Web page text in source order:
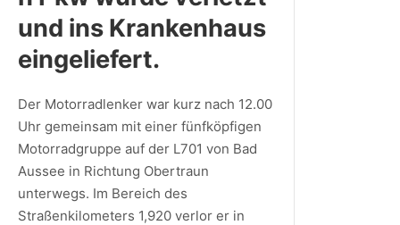
und ins Krankenhaus
eingeliefert.
Der Motorradlenker war kurz nach 12.00
Uhr gemeinsam mit einer fünfköpfigen
Motorradgruppe auf der L701 von Bad
Aussee in Richtung Obertraun
unterwegs. Im Bereich des
Straßenkilometers 1,920 verlor er in